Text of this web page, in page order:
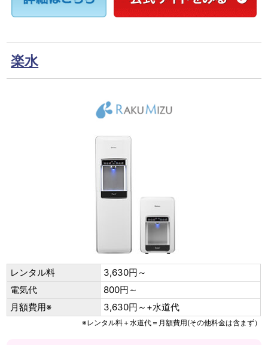
楽水
レンタル料
3,630円～
電気代
800円～
月額費用※
3,630円～+水道代
※レンタル料＋水道代＝月額費用(その他料金は含まず）